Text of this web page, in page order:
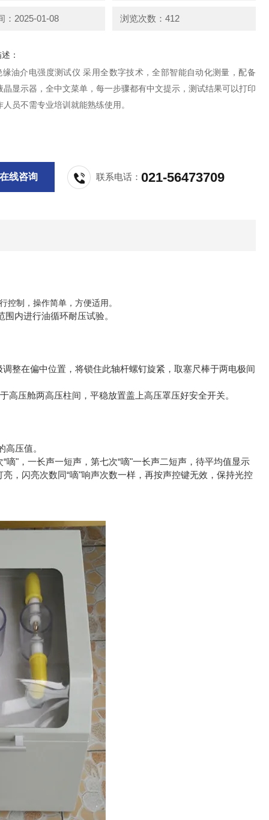
：2025-01-08 浏览次数：412
：
缘油介电强度测试仪 采用全数字技术，全部智能自动化测量，配备
晶显示器，全中文菜单，每一步骤都有中文提示，测试结果可以打印
员不需专业培训就能熟练使用。
线咨询 联系电话：021-56473709
控制，操作简单，方便适用。
内进行油循环耐压试验。
整在偏中位置，将锁住此轴杆螺钉旋紧，取塞尺棒于两电极间
高压舱两高压柱间，平稳放置盖上高压罩压好安全开关。
的高压值。
嘀"，一长声一短声，第七次“嘀"一长声二短声，待平均值显示
，闪亮次数同“嘀"响声次数一样，再按声控键无效，保持光控